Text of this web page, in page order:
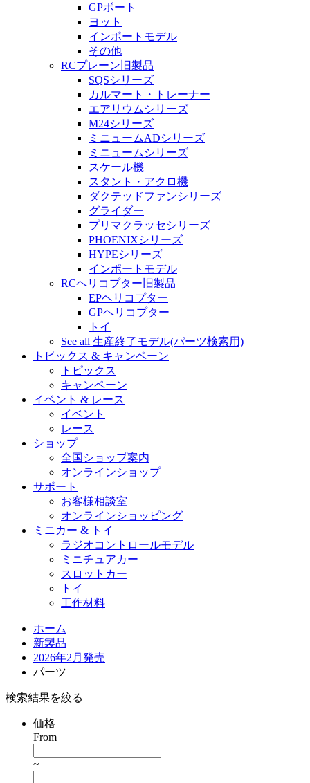
GPボート
ヨット
インポートモデル
その他
RCプレーン旧製品
SQSシリーズ
カルマート・トレーナー
エアリウムシリーズ
M24シリーズ
ミニュームADシリーズ
ミニュームシリーズ
スケール機
スタント・アクロ機
ダクテッドファンシリーズ
グライダー
プリマクラッセシリーズ
PHOENIXシリーズ
HYPEシリーズ
インポートモデル
RCヘリコプター旧製品
EPヘリコプター
GPヘリコプター
トイ
See all 生産終了モデル(パーツ検索用)
トピックス & キャンペーン
トピックス
キャンペーン
イベント & レース
イベント
レース
ショップ
全国ショップ案内
オンラインショップ
サポート
お客様相談室
オンラインショッピング
ミニカー & トイ
ラジオコントロールモデル
ミニチュアカー
スロットカー
トイ
工作材料
ホーム
新製品
2026年2月発売
パーツ
検索結果を絞る
価格
From
~